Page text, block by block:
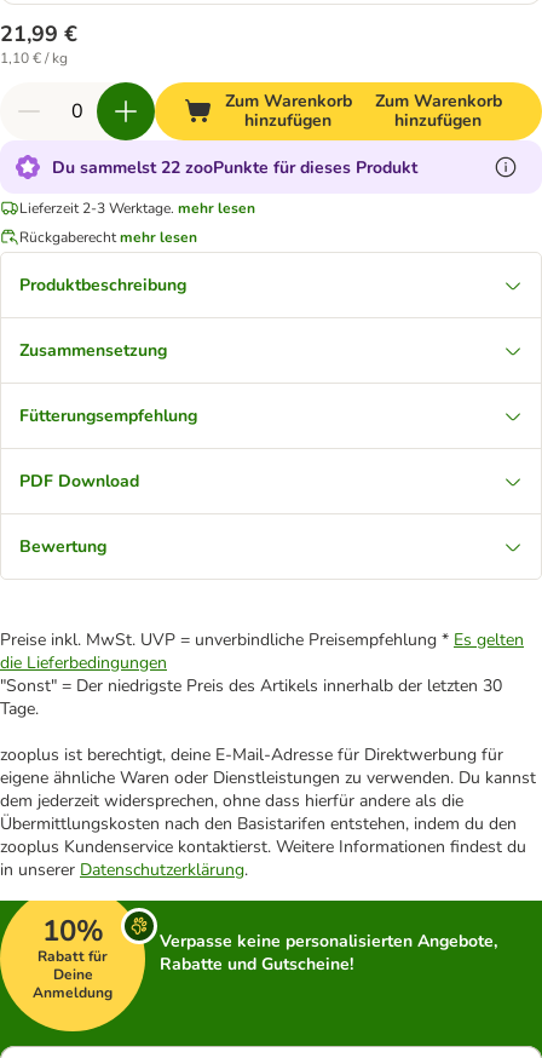
21,99 €
1,10 € / kg
Zum Warenkorb
hinzufügen
Zum Warenkorb
hinzufügen
Du sammelst 22 zooPunkte für dieses Produkt
Lieferzeit 2-3 Werktage. mehr lesen
Rückgaberechtmehr lesen
Produktbeschreibung
Zusammensetzung
Fütterungsempfehlung
PDF Download
Bewertung
Preise inkl. MwSt. UVP = unverbindliche Preisempfehlung * Es gelten
die Lieferbedingungen
"Sonst" = Der niedrigste Preis des Artikels innerhalb der letzten 30
Tage.
zooplus ist berechtigt, deine E-Mail-Adresse für Direktwerbung für
eigene ähnliche Waren oder Dienstleistungen zu verwenden. Du kannst
dem jederzeit widersprechen, ohne dass hierfür andere als die
Übermittlungskosten nach den Basistarifen entstehen, indem du den
zooplus Kundenservice kontaktierst. Weitere Informationen findest du
in unserer Datenschutzerklärung.
10%
Rabatt für
Deine
Anmeldung
Verpasse keine personalisierten Angebote,
Rabatte und Gutscheine!